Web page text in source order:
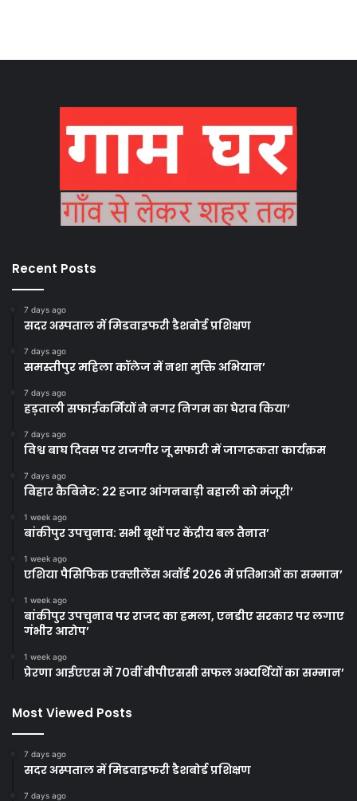
Recent Posts
7 days ago
सदर अस्पताल में मिडवाइफरी डैशबोर्ड प्रशिक्षण
7 days ago
समस्तीपुर महिला कॉलेज में नशा मुक्ति अभियान’
7 days ago
हड़ताली सफाईकर्मियों ने नगर निगम का घेराव किया’
7 days ago
विश्व बाघ दिवस पर राजगीर जू सफारी में जागरूकता कार्यक्रम
7 days ago
बिहार कैबिनेट: 22 हजार आंगनबाड़ी बहाली को मंजूरी’
1 week ago
बांकीपुर उपचुनाव: सभी बूथों पर केंद्रीय बल तैनात’
1 week ago
एशिया पैसिफिक एक्सीलेंस अवॉर्ड 2026 में प्रतिभाओं का सम्मान’
1 week ago
बांकीपुर उपचुनाव पर राजद का हमला, एनडीए सरकार पर लगाए
गंभीर आरोप’
1 week ago
प्रेरणा आईएएस में 70वीं बीपीएससी सफल अभ्यर्थियों का सम्मान’
Most Viewed Posts
7 days ago
सदर अस्पताल में मिडवाइफरी डैशबोर्ड प्रशिक्षण
7 days ago